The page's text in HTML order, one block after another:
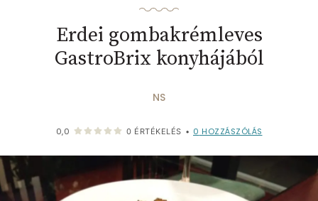
Erdei gombakrémleves
GastroBrix konyhájából
NS
0,0 0 ÉRTÉKELÉS • 0 HOZZÁSZÓLÁS